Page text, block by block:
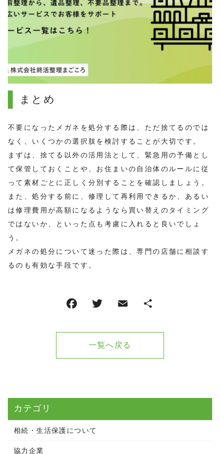
まとめ
不要になったメガネを処分する際は、ただ捨てるのでは
なく、いくつかの選択肢を検討することが大切です。
まずは、捨てる以外の活用法として、緊急用の予備とし
て保管しておくことや、お住まいの自治体のルールに従
って素材ごとに正しく分別することを確認しましょう。
また、処分する前に、修理して再利用できるか、あるい
は修理費用が高額になるようなら買い替えのタイミング
ではないか、といった点も考慮に入れると良いでしょ
う。
メガネの処分について迷った際は、専門の店舗に相談す
るのも有効な手段です。
一覧へ戻る
カテゴリ
相続・生活保護について
協力企業